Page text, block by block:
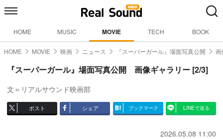
HOME MUSIC MOVIE TECH BOOK
HOME MOVIE 映画 ニュース 『スーパーガール』場面写真公開 画
『スーパーガール』場面写真公開 画像ギャラリー [2/3]
文＝リアルサウンド映画部
ポスト シェア ブックマーク LINEで送る
2026.05.08 11:00